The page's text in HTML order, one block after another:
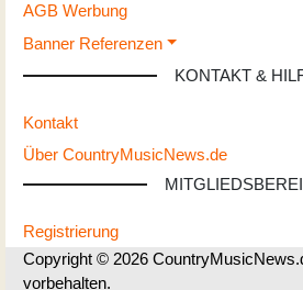
AGB Werbung
Banner Referenzen
KONTAKT &
Kontakt
Über CountryMusicNews.de
Registrierung
Copyright © 2026
vorbehalten.